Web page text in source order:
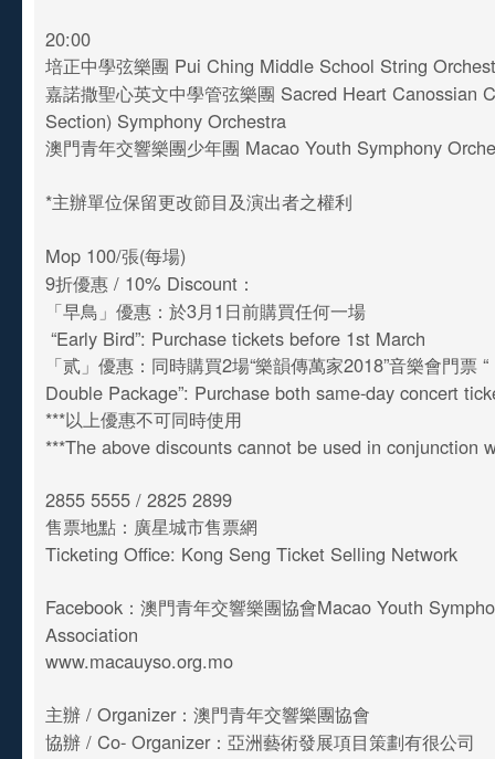
20:00
培正中學弦樂團 Pui Ching Middle School String
嘉諾撒聖心英文中學管弦樂團 Sacred Heart Canossian
Section) Symphony Orchestra
澳門青年交響樂團少年團 Macao Youth Symphony
*主辦單位保留更改節目及演出者之權利
Mop 100/張(每場)
9折優惠 / 10% Discount：
「早鳥」優惠：於3月1日前購買任何一場
“Early Bird”: Purchase tickets before 1st March
「贰」優惠：同時購買2場“樂韻傳萬家2018”音樂會門票 “
Double Package”: Purchase both same-day concert
***以上優惠不可同時使用
***The above discounts cannot be used in conjunction
2855 5555 / 2825 2899
售票地點：廣星城市售票網
Ticketing Office: Kong Seng Ticket Selling Network
Facebook：澳門青年交響樂團協會Macao Youth
Association
www.macauyso.org.mo
主辦 / Organizer：澳門青年交響樂團協會
協辦 / Co- Organizer：亞洲藝術發展項目策劃有很公司